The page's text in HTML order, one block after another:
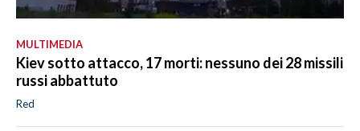
MULTIMEDIA
Kiev sotto attacco, 17 morti: nessuno dei 28 missili
russi abbattuto
Red